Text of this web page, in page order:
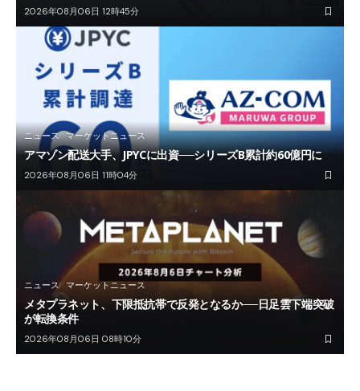
2026年08月06日 12時45分
ニュース マーケットニュース
アマゾン配送大手、JPYCに出資──シリーズB累計約60億円に
2026年08月06日 11時04分
ニュース マーケットニュース
メタプラネット、下限抵抗帯で反発となるか──日足雲下端突破
が転換条件
2026年08月06日 08時10分